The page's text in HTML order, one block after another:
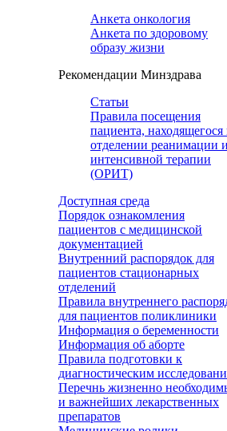
Анкета онкология
Анкета по здоровому
образу жизни
Рекомендации Минздрава
Статьи
Правила посещения
пациента, находящегося
отделении реанимации и
интенсивной терапии
(ОРИТ)
Доступная среда
Порядок ознакомления
пациентов с медицинской
документацией
Внутренний распорядок для
пациентов стационарных
отделений
Правила внутреннего
для пациентов поликлиники
Информация о беременности
Информация об аборте
Правила подготовки к
диагностическим
Перечнь жизненно
и важнейших лекарственных
препаратов